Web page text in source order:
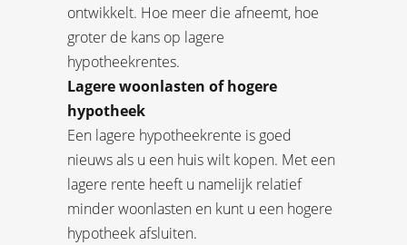
ontwikkelt. Hoe meer die afneemt, hoe
groter de kans op lagere
hypotheekrentes.
Lagere woonlasten of hogere
hypotheek
Een lagere hypotheekrente is goed
nieuws als u een huis wilt kopen. Met een
lagere rente heeft u namelijk relatief
minder woonlasten en kunt u een hogere
hypotheek afsluiten.